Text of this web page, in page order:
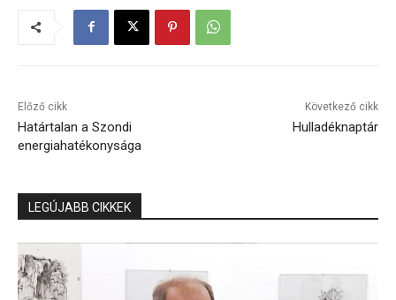
Előző cikk
Határtalan a Szondi
energiahatékonysága
Következő cikk
Hulladéknaptár
LEGÚJABB CIKKEK